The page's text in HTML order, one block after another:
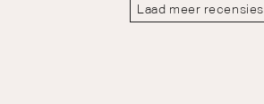
Laad meer recensies